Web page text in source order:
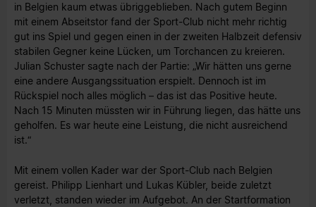
in Belgien kaum etwas übriggeblieben. Nach gutem Beginn
mit einem Abseitstor fand der Sport-Club nicht mehr richtig
gut ins Spiel und gegen einen in der zweiten Halbzeit defensiv
stabilen Gegner keine Lücken, um Torchancen zu kreieren.
Julian Schuster sagte nach der Partie: „Wir hätten uns gerne
eine andere Ausgangssituation erspielt. Dennoch ist im
Rückspiel noch alles möglich – das ist das Positive heute.
Nach 15 Minuten müssten wir in Führung liegen, das hätte uns
geholfen. Es war heute eine Leistung, die nicht ausreichend
ist.“
Mit einem vollen Kader war der Sport-Club nach Belgien
gereist. Philipp Lienhart und Lukas Kübler, beide zuletzt
verletzt, standen wieder im Aufgebot. An der Startformation